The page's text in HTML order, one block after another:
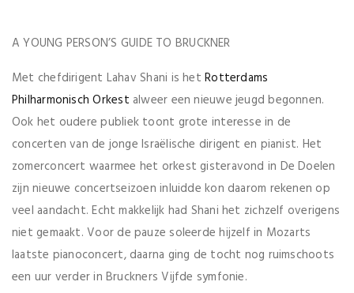
A YOUNG PERSON’S GUIDE TO BRUCKNER
Met chefdirigent Lahav Shani is hetRotterdams
Philharmonisch Orkest alweer een nieuwe jeugd begonnen.
Ook het oudere publiek toont grote interesse in de
concerten van de jonge Israëlische dirigent en pianist. Het
zomerconcert waarmee het orkest gisteravond in De Doelen
zijn nieuwe concertseizoen inluidde kon daarom rekenen op
veel aandacht. Echt makkelijk had Shani het zichzelf overigens
niet gemaakt. Voor de pauze soleerde hijzelf in Mozarts
laatste pianoconcert, daarna ging de tocht nog ruimschoots
een uur verder in Bruckners Vijfde symfonie.